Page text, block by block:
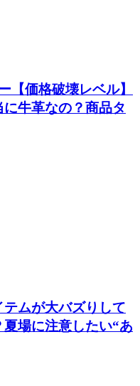
【価格破壊レベル】
牛革なの？商品タ
テムが大バズりして
場に注意したい“あ